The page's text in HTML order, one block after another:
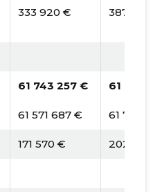
333 920 € 387
61 743 257 € 61 946
61 571 687 € 61 743
171 570 € 202